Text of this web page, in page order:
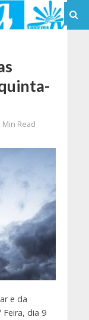
Min Read
e da
dia 9